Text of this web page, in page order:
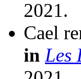
2021.
Cael
in Les